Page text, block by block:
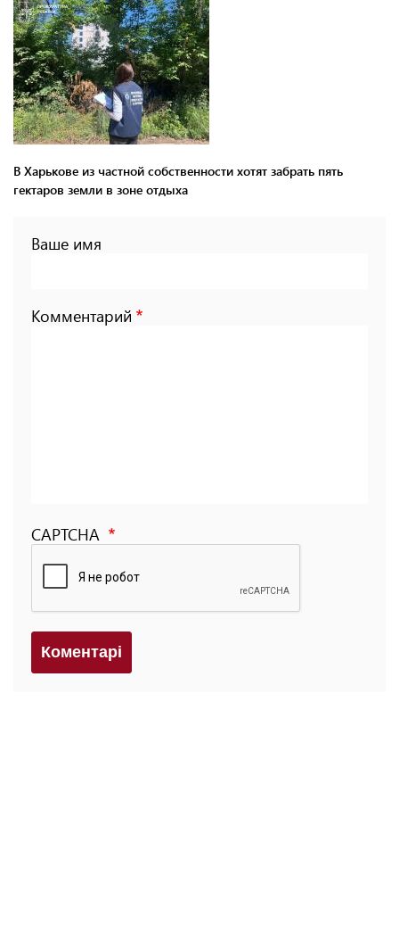
В Харькове из частной собственности хотят забрать пять
гектаров земли в зоне отдыха
Ваше имя
Комментарий
CAPTCHA
Коментарi